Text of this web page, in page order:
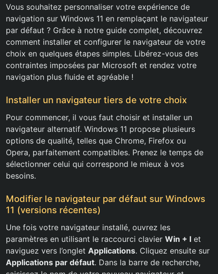
Vous souhaitez personnaliser votre expérience de
navigation sur Windows 11 en remplaçant le navigateur
par défaut ? Grâce à notre guide complet, découvrez
comment installer et configurer le navigateur de votre
choix en quelques étapes simples. Libérez-vous des
contraintes imposées par Microsoft et rendez votre
navigation plus fluide et agréable !
Installer un navigateur tiers de votre choix
Pour commencer, il vous faut choisir et installer un
navigateur alternatif. Windows 11 propose plusieurs
options de qualité, telles que Chrome, Firefox ou
Opera, parfaitement compatibles. Prenez le temps de
sélectionner celui qui correspond le mieux à vos
besoins.
Modifier le navigateur par défaut sur Windows
11 (versions récentes)
Une fois votre navigateur installé, ouvrez les
paramètres en utilisant le raccourci clavier Win + I et
naviguez vers l’onglet Applications. Cliquez ensuite sur
Applications par défaut. Dans la barre de recherche,